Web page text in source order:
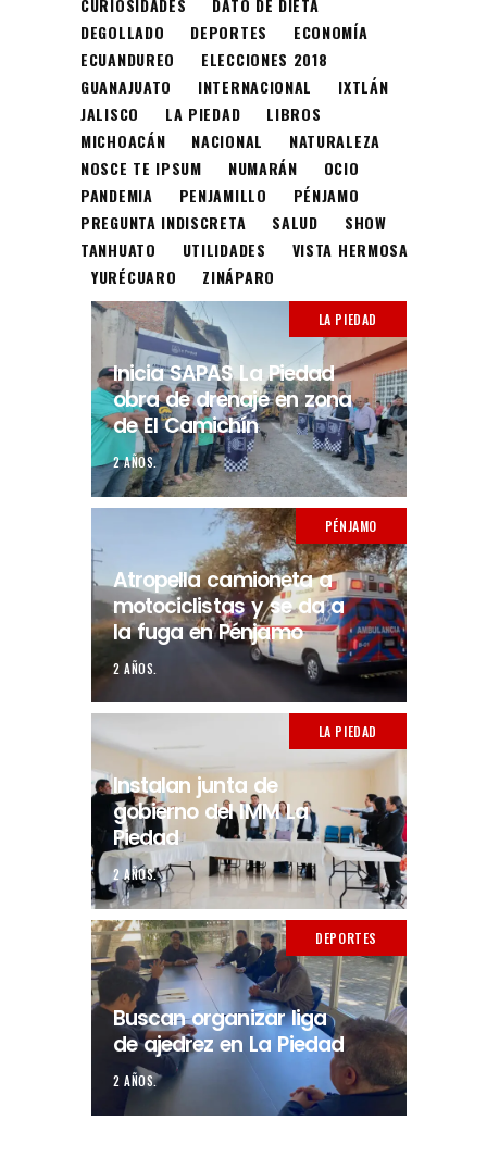
CURIOSIDADES
DATO DE DIETA
DEGOLLADO
DEPORTES
ECONOMÍA
ECUANDUREO
ELECCIONES 2018
GUANAJUATO
INTERNACIONAL
IXTLÁN
JALISCO
LA PIEDAD
LIBROS
MICHOACÁN
NACIONAL
NATURALEZA
NOSCE TE IPSUM
NUMARÁN
OCIO
PANDEMIA
PENJAMILLO
PÉNJAMO
PREGUNTA INDISCRETA
SALUD
SHOW
TANHUATO
UTILIDADES
VISTA HERMOSA
YURÉCUARO
ZINÁPARO
LA PIEDAD
Inicia SAPAS La Piedad
obra de drenaje en zona
de El Camichín
2 AÑOS.
PÉNJAMO
Atropella camioneta a
motociclistas y se da a
la fuga en Pénjamo
2 AÑOS.
LA PIEDAD
Instalan junta de
gobierno del IMM La
Piedad
2 AÑOS.
DEPORTES
Buscan organizar liga
de ajedrez en La Piedad
2 AÑOS.